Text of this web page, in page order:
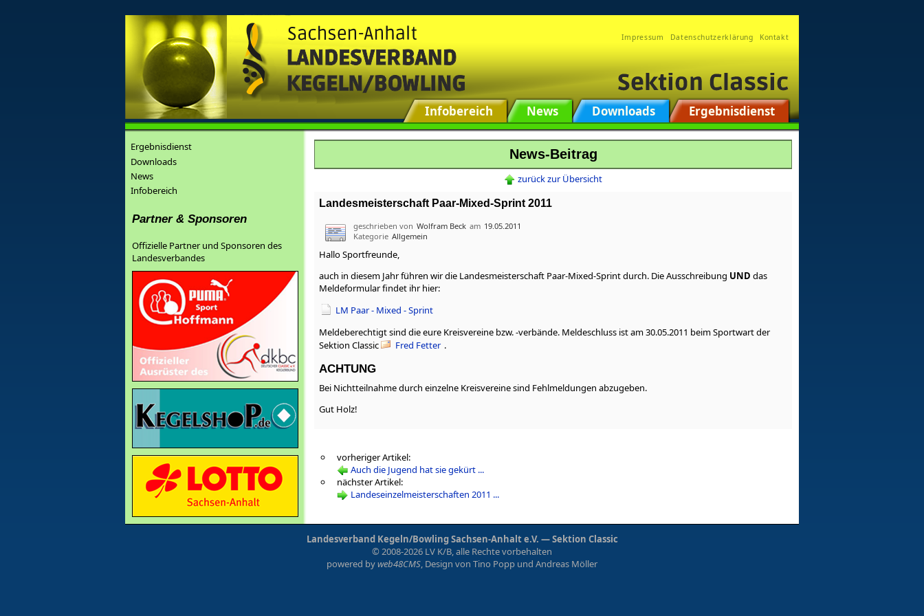
Kontakt
Datenschutzerklärung
Impressum
Ergebnisdienst
Downloads
News
Infobereich
News-Beitrag
zurück zur Übersicht
Landesmeisterschaft Paar-Mixed-Sprint 2011
geschrieben von Wolfram Beck am 19.05.2011
Kategorie Allgemein
Hallo Sportfreunde,
auch in diesem Jahr führen wir die Landesmeisterschaft Paar-Mixed-Sprint durch. Die Ausschreibung UND das
Meldeformular findet ihr hier:
LM Paar - Mixed - Sprint
Meldeberechtigt sind die eure Kreisvereine bzw. -verbände. Meldeschluss ist am 30.05.2011 beim Sportwart der
Sektion Classic
Fred Fetter .
ACHTUNG
Bei Nichtteilnahme durch einzelne Kreisvereine sind Fehlmeldungen abzugeben.
Gut Holz!
vorheriger Artikel:
Auch die Jugend hat sie gekürt ...
nächster Artikel:
Landeseinzelmeisterschaften 2011 ...
Ergebnisdienst
Downloads
News
Infobereich
Partner & Sponsoren
Offizielle Partner und Sponsoren des
Landesverbandes
Landesverband Kegeln/Bowling Sachsen-Anhalt e.V. — Sektion Classic
© 2008-2026 LV K/B, alle Rechte vorbehalten
powered byweb48CMS, Design von Tino Popp und Andreas Möller